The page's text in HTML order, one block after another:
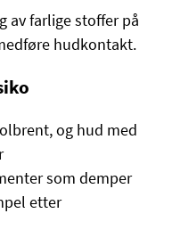
av farlige stoffer på
hudkontakt.
og hud med
som demper
etter